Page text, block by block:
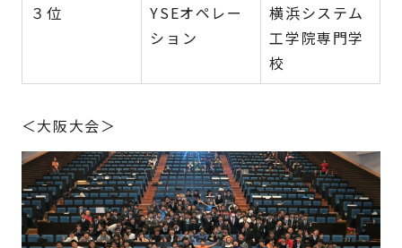
３位
YSEオペレー
ション
横浜システム
工学院専門学
校
＜大阪大会＞